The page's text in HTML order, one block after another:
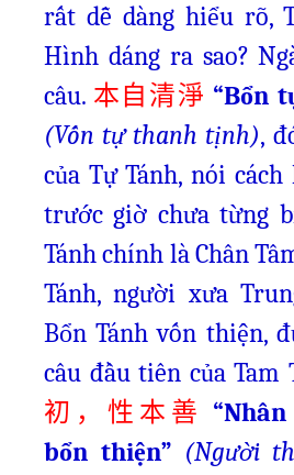
rất dễ dàng hiểu rõ,
Hình dáng ra sao?
câu. 本自清淨 “Bổn
(Vốn tự thanh tịnh),
của Tự Tánh, nói
trước giờ chưa từng
Tánh chính là Chân
Tánh, người xưa
Bổn Tánh vốn thiện,
câu đầu tiên của Tam
初，性本善
bổn thiện” (Người